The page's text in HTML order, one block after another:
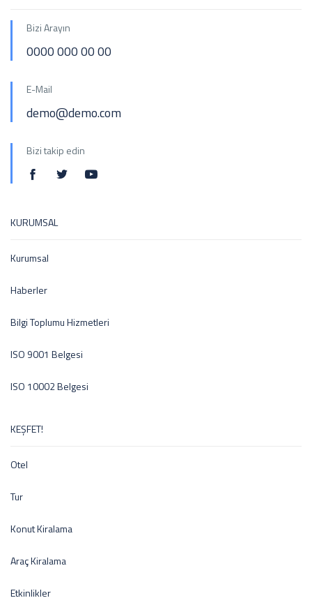
Bizi Arayın
0000 000 00 00
E-Mail
demo@demo.com
Bizi takip edin
KURUMSAL
Kurumsal
Haberler
Bilgi Toplumu Hizmetleri
ISO 9001 Belgesi
ISO 10002 Belgesi
KEŞFET!
Otel
Tur
Konut Kiralama
Araç Kiralama
Etkinlikler